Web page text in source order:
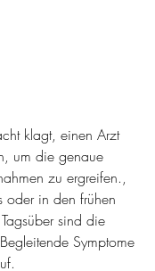
klagt, einen Arzt
um die genaue
zu ergreifen.,
oder in den frühen
sind die
Symptome